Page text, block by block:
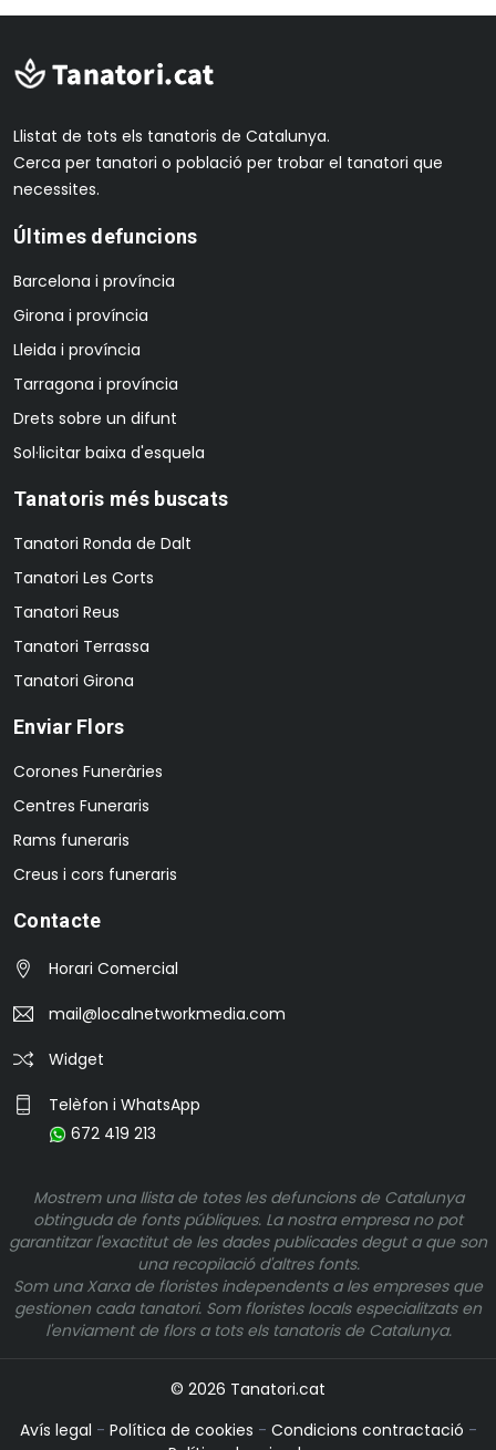
Llistat de tots els tanatoris de Catalunya.
Cerca per tanatori o població per trobar el tanatori que
necessites.
Últimes defuncions
Barcelona i província
Girona i província
Lleida i província
Tarragona i província
Drets sobre un difunt
Sol·licitar baixa d'esquela
Tanatoris més buscats
Tanatori Ronda de Dalt
Tanatori Les Corts
Tanatori Reus
Tanatori Terrassa
Tanatori Girona
Enviar Flors
Corones Funeràries
Centres Funeraris
Rams funeraris
Creus i cors funeraris
Contacte
Horari Comercial
mail@localnetworkmedia.com
Widget
Telèfon i WhatsApp
672 419 213
Mostrem una llista de totes les defuncions de Catalunya
obtinguda de fonts públiques. La nostra empresa no pot
garantitzar l'exactitut de les dades publicades degut a que son
una recopilació d'altres fonts.
Som una Xarxa de floristes independents a les empreses que
gestionen cada tanatori. Som floristes locals especialitzats en
l'enviament de flors a tots els tanatoris de Catalunya.
© 2026 Tanatori.cat
Avís legal - Política de cookies - Condicions contractació -